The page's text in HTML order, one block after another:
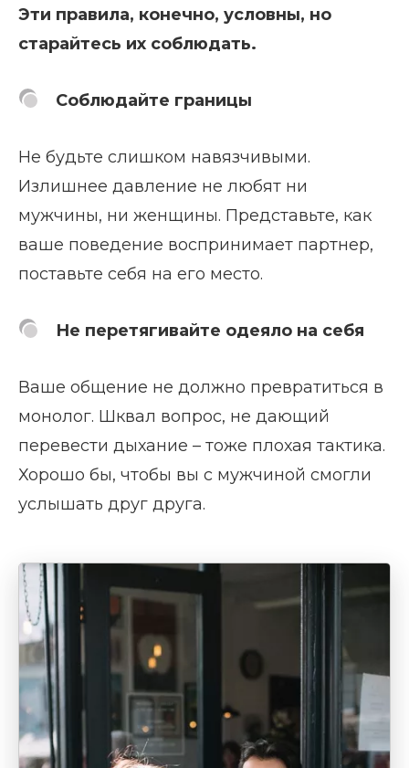
Эти правила, конечно, условны, но
старайтесь их соблюдать.
Соблюдайте границы
Не будьте слишком навязчивыми.
Излишнее давление не любят ни
мужчины, ни женщины. Представьте, как
ваше поведение воспринимает партнер,
поставьте себя на его место.
Не перетягивайте одеяло на себя
Ваше общение не должно превратиться в
монолог. Шквал вопрос, не дающий
перевести дыхание – тоже плохая тактика.
Хорошо бы, чтобы вы с мужчиной смогли
услышать друг друга.